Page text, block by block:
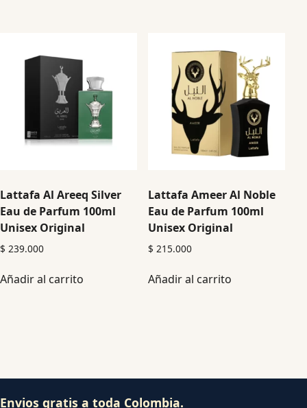
Lattafa Al Areeq Silver
Eau de Parfum 100ml
Unisex Original
$ 239.000
Añadir al carrito
Lattafa Ameer Al Noble
Eau de Parfum 100ml
Unisex Original
$ 215.000
Añadir al carrito
Envios gratis a toda Colombia.